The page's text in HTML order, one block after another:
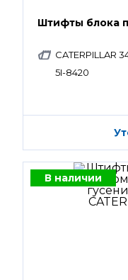
Штифты блока
CATERPILLAR
5I-8420
В наличии